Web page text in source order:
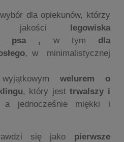
dla opiekunów, którzy
jakości legowiska
psa , w tym dla
, w minimalistycznej
welurem o
, który jesttrwalszy i
jednocześnie miękki i
się jako pierwsze